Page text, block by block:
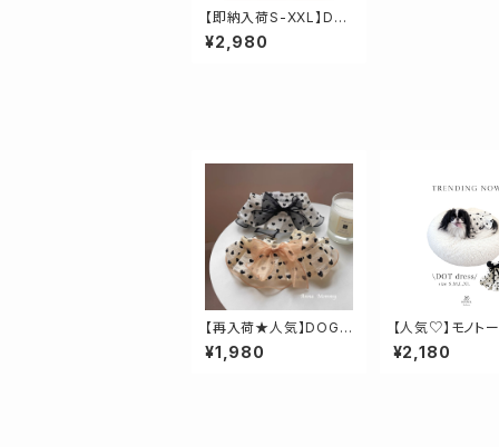
【即納入荷S-XXL】DO
G★フード付きカラーダ
ウン
¥2,980
【再入荷★人気】DOG
★ハート柄ケープ
¥1,980
【人気♡】モノト
トワンピース
¥2,180